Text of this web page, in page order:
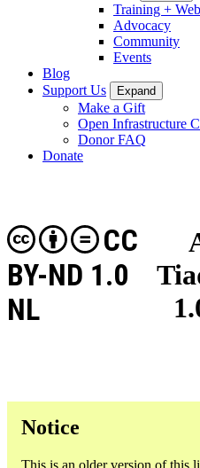
Training +
Advocacy
Community
Events
Blog
Support Us
Expand
Make a Gift
Open Infrastructure
Donor FAQ
Donate
CC
BY-ND 1.0
NL
Notice
This is an older version of this